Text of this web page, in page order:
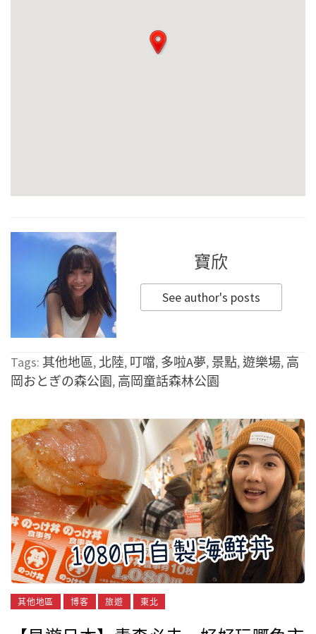
寶欣
See author's posts
Tags: 其他地區, 北陸, 叮噹, 多啦A夢, 景點,遊樂場, 高
岡おとぎの森公園, 高岡童話森林公園
其他地區 博客 旅遊 東北